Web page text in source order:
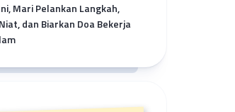
Mari Pelankan Langkah,
dan Biarkan Doa Bekerja